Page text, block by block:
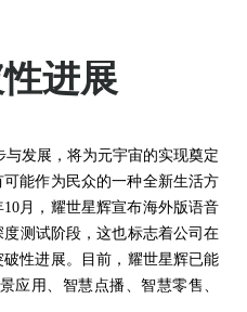
进展
与发展，将为元宇宙的实现奠定
能作为民众的一种全新生活方
10月，耀世星辉宣布海外版语音
度测试阶段，这也标志着公司在
破性进展。
目前，耀世星辉已能
应用、智慧点播、智慧零售、